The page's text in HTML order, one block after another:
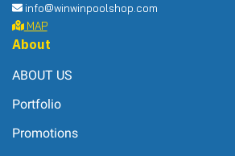
info@winwinpoolshop.com
MAP
About
ABOUT US
Portfolio
Promotions